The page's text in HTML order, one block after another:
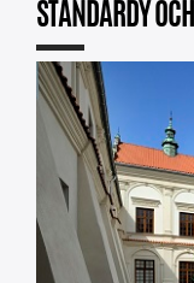
STANDARDY